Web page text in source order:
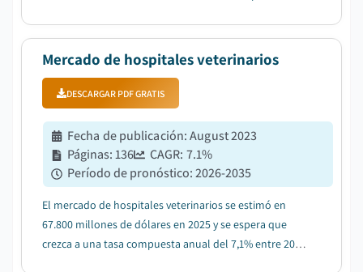
Mercado de hospitales veterinarios
DESCARGAR PDF GRATIS
Fecha de publicación:August 2023
Páginas:136 CAGR: 7.1%
Período de pronóstico:2026-2035
El mercado de hospitales veterinarios se estimó en
67.800 millones de dólares en 2025 y se espera que
crezca a una tasa compuesta anual del 7,1% entre 2026